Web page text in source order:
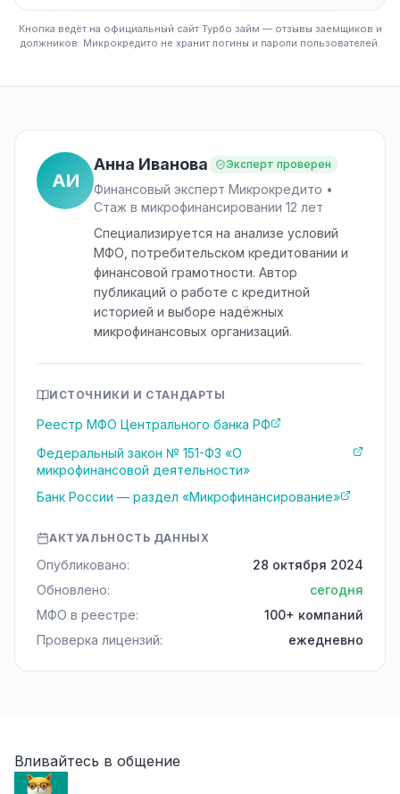
Кнопка ведёт на официальный сайт Турбо займ — отзывы заемщиков и
должников. Микрокредито не хранит логины и пароли пользователей.
АИ
Анна Иванова Эксперт проверен
Финансовый эксперт Микрокредито •
Стаж в микрофинансировании 12 лет
Специализируется на анализе условий
МФО, потребительском кредитовании и
финансовой грамотности. Автор
публикаций о работе с кредитной
историей и выборе надёжных
микрофинансовых организаций.
ИСТОЧНИКИ И СТАНДАРТЫ
Реестр МФО Центрального банка РФ
Федеральный закон № 151-ФЗ «О
микрофинансовой деятельности»
Банк России — раздел «Микрофинансирование»
АКТУАЛЬНОСТЬ ДАННЫХ
Опубликовано:
28 октября 2024
Обновлено:
сегодня
МФО в реестре:
100+ компаний
Проверка лицензий:
ежедневно
Вливайтесь в общение